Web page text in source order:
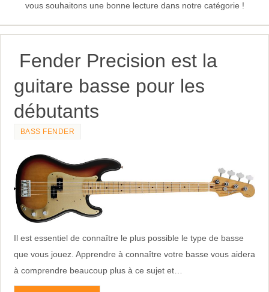
vous souhaitons une bonne lecture dans notre catégorie !
Fender Precision est la
guitare basse pour les
débutants
BASS FENDER
Il est essentiel de connaître le plus possible le type de basse
que vous jouez. Apprendre à connaître votre basse vous aidera
à comprendre beaucoup plus à ce sujet et…